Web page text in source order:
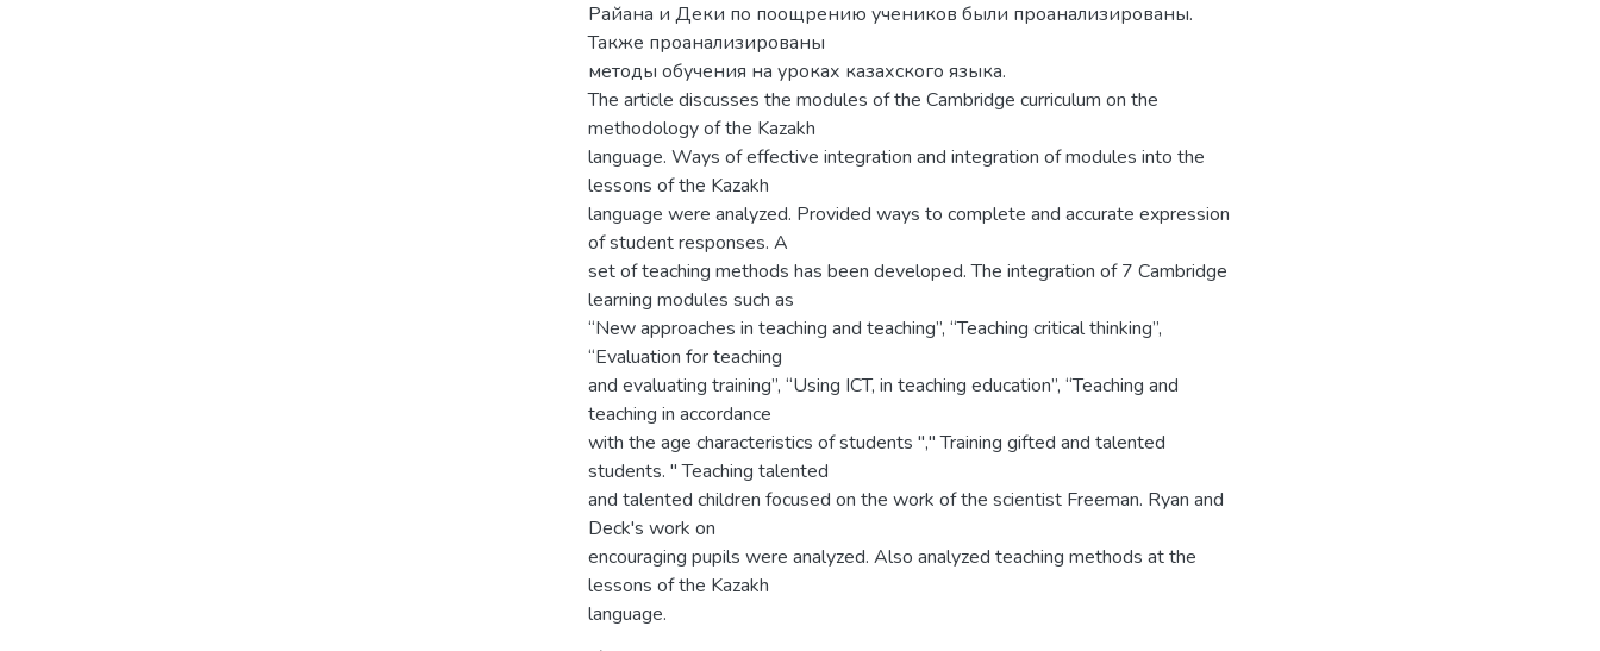
Райана и Деки по поощрению учеников были проанализированы.
Также проанализированы
методы обучения на уроках казахского языка.
The article discusses the modules of the Cambridge curriculum on the
methodology of the Kazakh
language. Ways of effective integration and integration of modules into the
lessons of the Kazakh
language were analyzed. Provided ways to complete and accurate expression
of student responses. A
set of teaching methods has been developed. The integration of 7 Cambridge
learning modules such as
“New approaches in teaching and teaching”, “Teaching critical thinking”,
“Evaluation for teaching
and evaluating training”, “Using ICT, in teaching education”, “Teaching and
teaching in accordance
with the age characteristics of students "," Training gifted and talented
students. " Teaching talented
and talented children focused on the work of the scientist Freeman. Ryan and
Deck's work on
encouraging pupils were analyzed. Also analyzed teaching methods at the
lessons of the Kazakh
language.